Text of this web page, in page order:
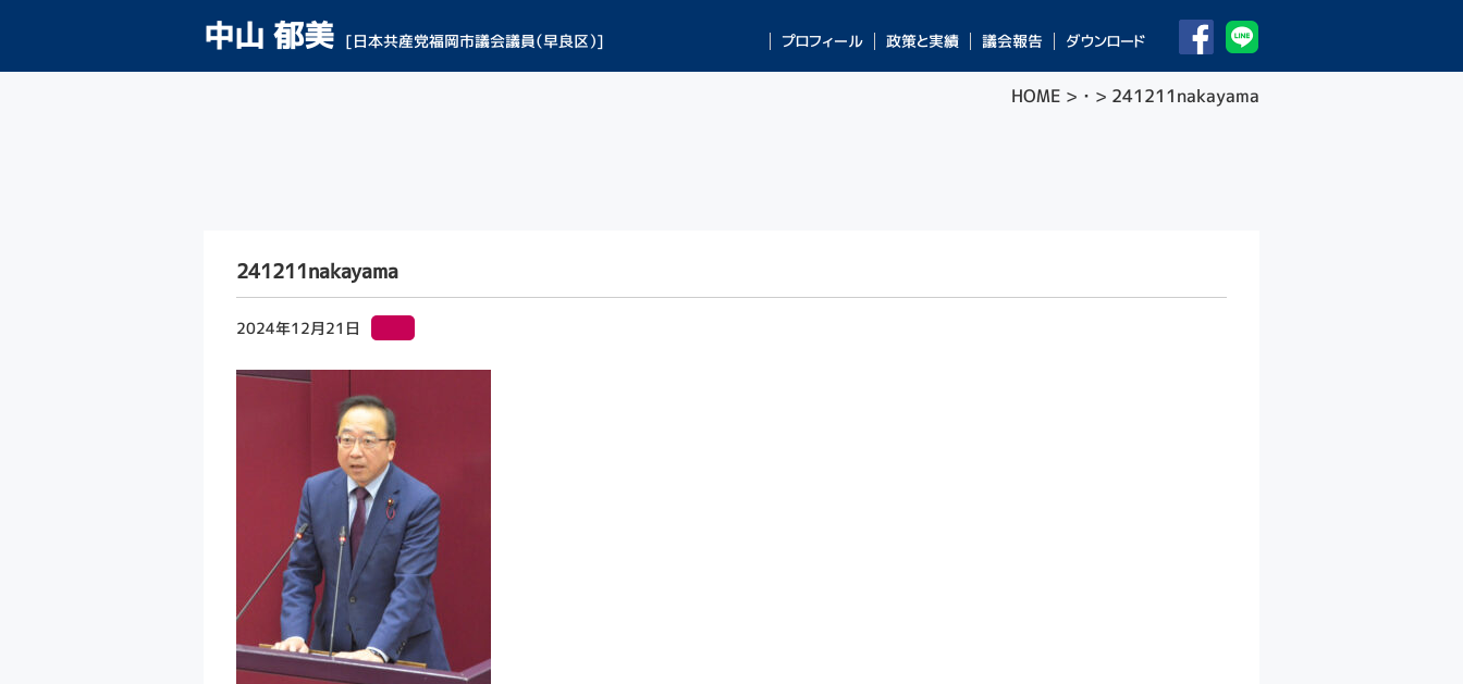
中山 郁美 [日本共産党福岡市議会議員（早良区）] プロフィール 政策と実績 議会報告 ダウンロード
HOME > ・ > 241211nakayama
241211nakayama
2024年12月21日